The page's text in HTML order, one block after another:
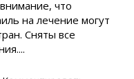
что
на лечение могут
Сняты все